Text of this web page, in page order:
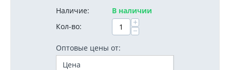
Наличие:
В наличии
Кол-во:
+
−
Оптовые цены от:
Цена